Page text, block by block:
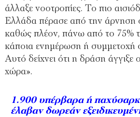
άλλαξε νοοτροπίες. Το πιο
Ελλάδα πέρασε από την άρνηση
καθώς πλέον, πάνω από το 75%
κάποια ενημέρωση ή συμμετοχή
Αυτό δείχνει ότι η δράση άγγιξε
χώρα».
1.900 υπέρβαρα ή
έλαβαν δωρεάν